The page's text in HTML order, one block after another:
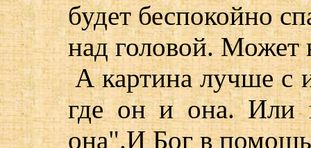
будет беспокойно
над головой. Может
А картина лучше с
где он и она. Или
она".И Бог в